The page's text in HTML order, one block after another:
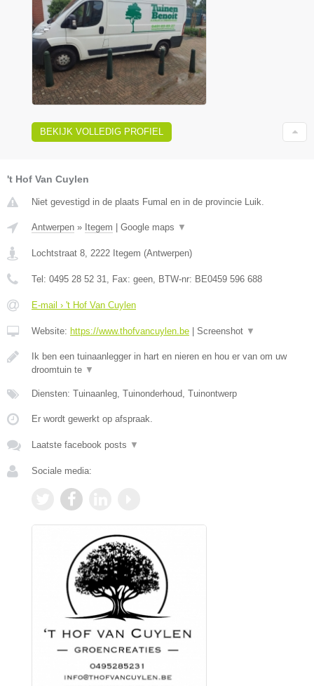
BEKIJK VOLLEDIG PROFIEL
't Hof Van Cuylen
Niet gevestigd in de plaats Fumal en in de provincie Luik.
Antwerpen » Itegem Google maps ▼
Lochtstraat 8, 2222 Itegem (Antwerpen)
Tel: 0495 28 52 31, Fax: geen, BTW-nr: BE0459 596 688
E-mail › 't Hof Van Cuylen
Website: https://www.thofvancuylen.be Screenshot ▼
Ik ben een tuinaanlegger in hart en nieren en hou er van om uw
droomtuin te ▼
Diensten: Tuinaanleg, Tuinonderhoud, Tuinontwerp
Er wordt gewerkt op afspraak.
Laatste facebook posts ▼
Sociale media: